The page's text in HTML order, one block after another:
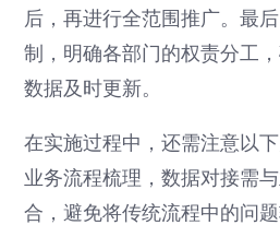
后，再进行全范围推广。最
制，明确各部门的权责分工
数据及时更新。
在实施过程中，还需注意以
业务流程梳理，数据对接需
合，避免将传统流程中的问